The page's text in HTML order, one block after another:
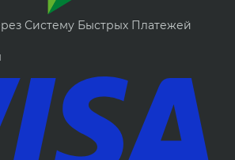
Систему Быстрых Платежей